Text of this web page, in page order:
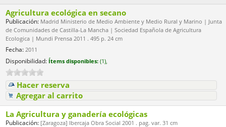
Agricultura ecológica en secano
Publicación: Madrid Ministerio de Medio Ambiente y Medio Rural y Marino | Junta
de Comunidades de Castilla-La Mancha | Sociedad Española de Agricultura
Ecologica | Mundi Prensa 2011 . 495 p. 24 cm
Fecha: 2011
Disponibilidad: Ítems disponibles: (1),
Hacer reserva
Agregar al carrito
La Agricultura y ganadería ecológicas
Publicación: [Zaragoza] Ibercaja Obra Social 2001 . pag. var. 31 cm